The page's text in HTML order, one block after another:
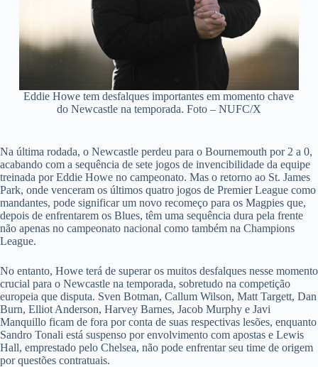
Eddie Howe tem desfalques importantes em momento chave
do Newcastle na temporada. Foto – NUFC/X
Na última rodada, o Newcastle perdeu para o Bournemouth por 2 a 0,
acabando com a sequência de sete jogos de invencibilidade da equipe
treinada por Eddie Howe no campeonato. Mas o retorno ao St. James
Park, onde venceram os últimos quatro jogos de Premier League como
mandantes, pode significar um novo recomeço para os Magpies que,
depois de enfrentarem os Blues, têm uma sequência dura pela frente
não apenas no campeonato nacional como também na Champions
League.
No entanto, Howe terá de superar os muitos desfalques nesse momento
crucial para o Newcastle na temporada, sobretudo na competição
europeia que disputa. Sven Botman, Callum Wilson, Matt Targett, Dan
Burn, Elliot Anderson, Harvey Barnes, Jacob Murphy e Javi
Manquillo ficam de fora por conta de suas respectivas lesões, enquanto
Sandro Tonali está suspenso por envolvimento com apostas e Lewis
Hall, emprestado pelo Chelsea, não pode enfrentar seu time de origem
por questões contratuais.